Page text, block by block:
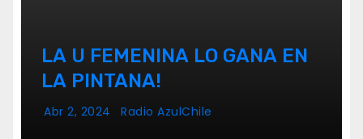
LA U FEMENINA LO GANA EN
LA PINTANA!
Abr 2, 2024 Radio AzulChile